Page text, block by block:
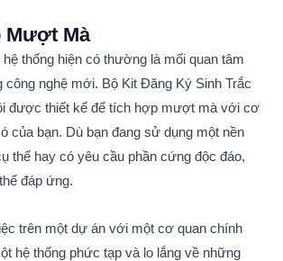
Mượt Mà
thống hiện có thường là mối quan tâm
công nghệ mới. Bộ Kit Đăng Ký Sinh Trắc
được thiết kế để tích hợp mượt mà với cơ
của bạn. Dù bạn đang sử dụng một nền
thể hay có yêu cầu phần cứng độc đáo,
đáp ứng.
trên một dự án với một cơ quan chính
hệ thống phức tạp và lo lắng về những